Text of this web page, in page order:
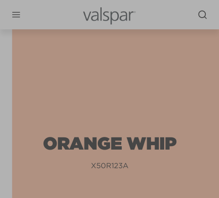
ORANGE WHIP
X50R123A